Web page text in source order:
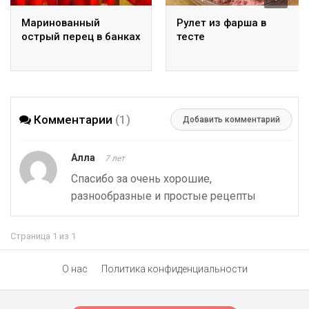
Маринованный
острый перец в банках
Рулет из фарша в
тесте
Комментарии (1) Добавить комментарий
Алла 7 лет
Спасибо за очень хорошие,
разнообразные и простые рецепты
Страница 1 из 1
О нас Политика конфиденциальности